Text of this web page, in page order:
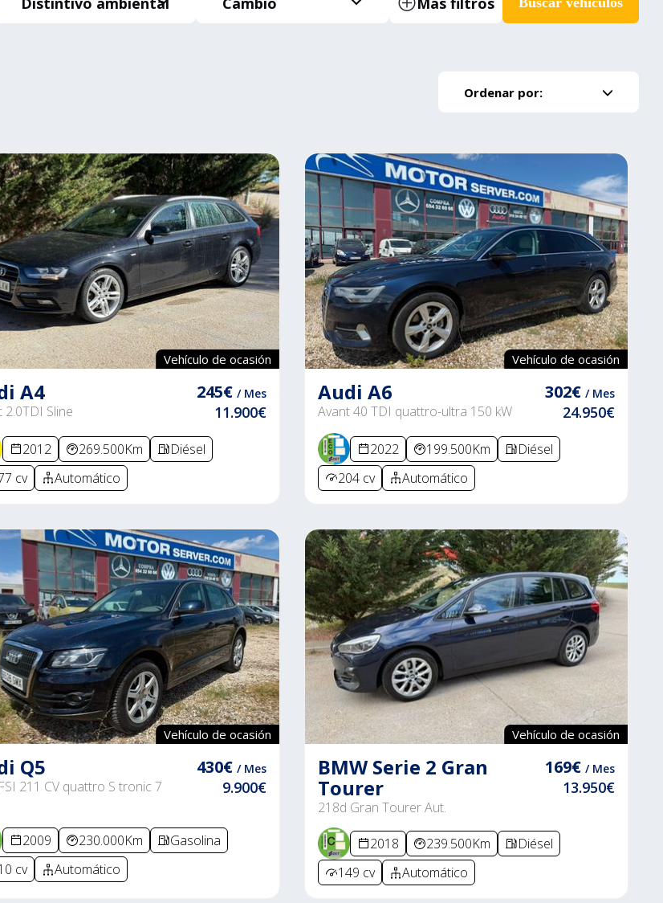
Ordenar por:
Vehículo de ocasión
A4
2.0TDI Sline
245€/ Mes
11.900€
2012 269.500Km
Diésel
cv
Automático
Vehículo de ocasión
Audi A6
Avant 40 TDI quattro-ultra 150 kW
302€ / Mes
24.950€
2022 199.500Km
Diésel
204 cv
Automático
Vehículo de ocasión
Q5
211 CV quattro S tronic 7
430€/ Mes
9.900€
2009 230.000Km
Gasolina
cv
Automático
Vehículo de ocasión
BMW Serie 2 Gran
Tourer
218d Gran Tourer Aut.
169€ / Mes
13.950€
2018 239.500Km
Diésel
149 cv
Automático